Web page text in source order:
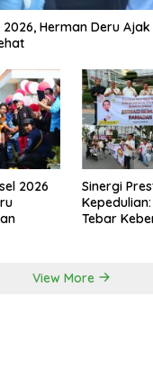
Herman Deru
2026
Sinergi
Kepedulian:
Tebar
View More